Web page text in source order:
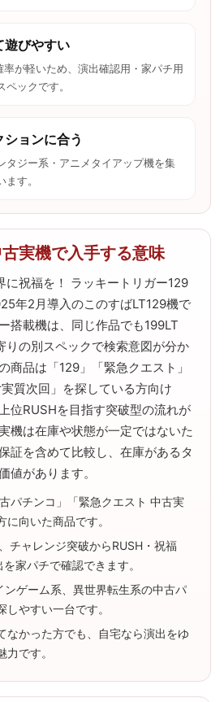
びやすい
が軽いため、演出確認用・家パチ用
ックです。
ョンに合う
タジー系・アニメタイアップ機を集
す。
実機で入手する意味
に祝福を！ ラッキートリガー129
年2月導入のこのすばLT129機で
搭載機は、同じ作品でも199LT
りの別スペックで検索意図が分か
商品は「129」「緊急クエスト」
質次回」を探している方向け
位RUSHを目指す突破型の流れが
機は在庫や状態が一定ではないた
証を含めて比較し、在庫があるタ
値があります。
パチンコ」「緊急クエスト 中古実
向いた商品です。
チャレンジ突破からRUSH・祝福
家パチで確認できます。
ンゲーム系、異世界転生系の中古パ
やすい一台です。
なかった方でも、自宅なら演出をゆ
力です。